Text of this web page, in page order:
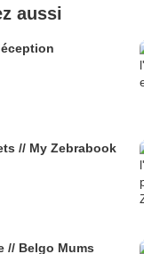
aussi
// My Zebrabook
// Belgo Mums